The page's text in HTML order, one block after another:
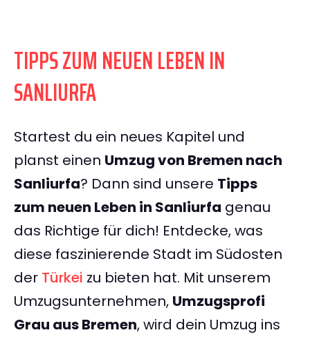
TIPPS ZUM NEUEN LEBEN IN
SANLIURFA
Startest du ein neues Kapitel und
planst einen Umzug von Bremen nach
Sanliurfa? Dann sind unsere Tipps
zum neuen Leben in Sanliurfa genau
das Richtige für dich! Entdecke, was
diese faszinierende Stadt im Südosten
der Türkei zu bieten hat. Mit unserem
Umzugsunternehmen, Umzugsprofi
Grau aus Bremen, wird dein Umzug ins